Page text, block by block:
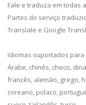
Fale e traduza em todas
Partes do serviço
Translate e Google
Idiomas suportados
Árabe, chinês, checo,
francês, alemão, grego,
coreano, polaco,